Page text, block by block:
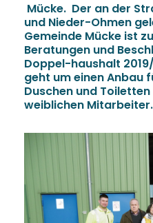
Mücke. Der an der
und Nieder-Ohmen
Gemeinde Mücke ist
Beratungen und
Doppel-haushalt
geht um einen Anbau
Duschen und
weiblichen Mitarbeiter.